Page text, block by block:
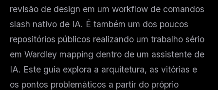
revisão de design em um workflow de comandos
slash nativo de IA. É também um dos poucos
repositórios públicos realizando um trabalho sério
em Wardley mapping dentro de um assistente de
IA. Este guia explora a arquitetura, as vitórias e
os pontos problemáticos a partir do próprio